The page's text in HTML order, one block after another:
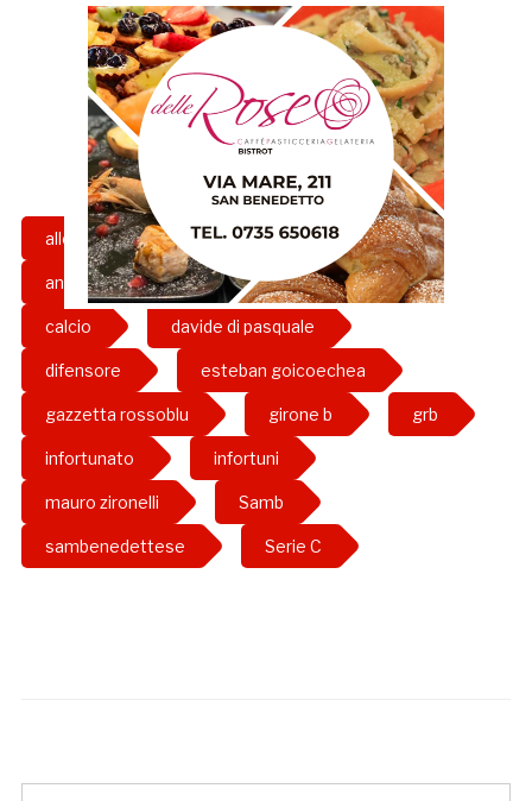
allenamento allenatore
antonio bacio terracino attaccante
calcio davide di pasquale
difensore esteban goicoechea
gazzetta rossoblu girone b grb
infortunato infortuni
mauro zironelli Samb
sambenedettese Serie C